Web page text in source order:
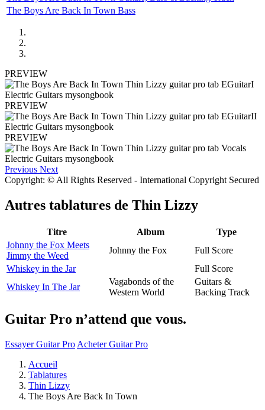
The Boys Are Back In Town Bass
PREVIEW
PREVIEW
PREVIEW
Previous Next
Copyright: © All Rights Reserved - International Copyright Secured
Autres tablatures de Thin Lizzy
Titre Album
Type
Johnny the Fox Meets
Jimmy the Weed
Johnny the Fox
Full Score
Whiskey in the Jar
Full Score
Whiskey In The Jar
Vagabonds of the
Western World
Guitars &
Backing Track
Guitar Pro n’attend que vous.
Essayer Guitar Pro Acheter Guitar Pro
Accueil
Tablatures
Thin Lizzy
The Boys Are Back In Town